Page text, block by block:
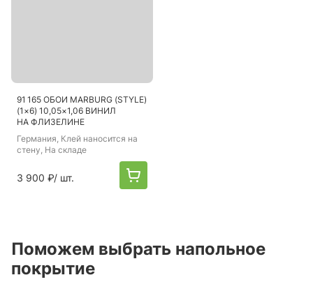
91 165 ОБОИ MARBURG (STYLE)
(1×6) 10,05×1,06 ВИНИЛ
НА ФЛИЗЕЛИНЕ
Германия, Клей наносится на
стену, На складе
3 900 ₽/ шт.
Поможем выбрать напольное
покрытие